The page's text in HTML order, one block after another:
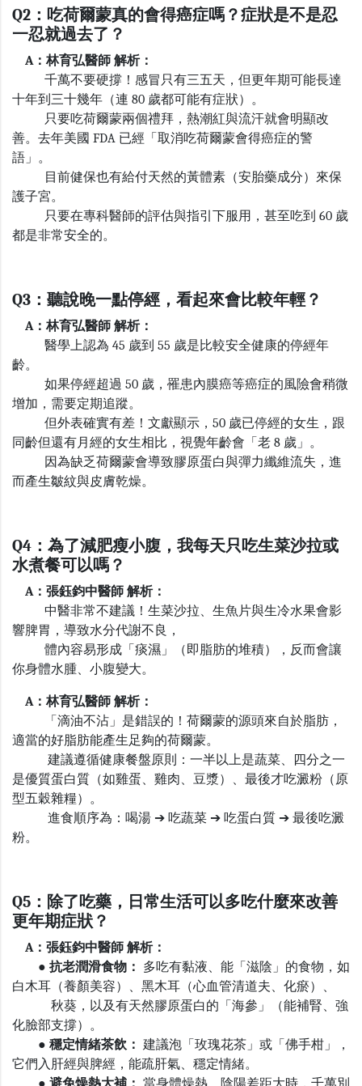
Q2：吃荷爾蒙真的會得癌症嗎？症狀是不是忍
一忍就過去了 ？
A：林育弘醫師 解析：
千萬不要硬撐！感冒只有三五天，但更年期可能長達
十年到三十幾年（連 80 歲都可能有症狀）。
只要吃荷爾蒙兩個禮拜，熱潮紅與流汗就會明顯改
善。去年美國 FDA 已經「取消吃荷爾蒙會得癌症的警
語」。
目前健保也有給付天然的黃體素（安胎藥成分）來保
護子宮。
只要在專科醫師的評估與指引下服用，甚至吃到 60 歲
都是非常安全的。
Q3：聽說晚一點停經，看起來會比較年輕？
A：林育弘醫師 解析：
醫學上認為 45 歲到 55 歲是比較安全健康的停經年
齡。
如果停經超過 50 歲，罹患內膜癌等癌症的風險會稍微
增加，需要定期追蹤。
但外表確實有差！文獻顯示， 50 歲已停經的女生，跟
同齡但還有月經的女生相比，視覺年齡會「老 8 歲」。
因為缺乏荷爾蒙會導致膠原蛋白與彈力纖維流失，進
而產生皺紋與皮膚乾燥。
Q4：為了減肥瘦小腹，我每天只吃生菜沙拉或
水煮餐可以嗎？
A：張鈺鈞中醫師 解析：
中醫非常不建議！生菜沙拉、生魚片與生冷水果會影
響脾胃，導致水分代謝不良，
體內容易形成「痰濕」（即脂肪的堆積），反而會讓
你身體水腫、小腹變大。
A：林育弘醫師 解析：
「滴油不沾」是錯誤的！荷爾蒙的源頭來自於脂肪，
適當的好脂肪能產生足夠的荷爾蒙。
建議遵循健康餐盤原則：一半以上是蔬菜、四分之一
是優質蛋白質（如雞蛋、雞肉、豆漿）、最後才吃澱粉（原
型五穀雜糧）。
進食順序為：喝湯 ➔ 吃蔬菜 ➔ 吃蛋白質 ➔ 最後吃澱
粉。
Q5：除了吃藥，日常生活可以多吃什麼來改善
更年期症狀？
A：張鈺鈞中醫師 解析：
● 抗老潤滑食物：
多吃有黏液、能「滋陰」的食物，如
白木耳（養顏美容）、黑木耳（心血管清道夫、化瘀）、
秋葵，以及有天然膠原蛋白的「海參」（能補腎、強
化臉部支撐）。
● 穩定情緒茶飲： 建議泡「玫瑰花茶」或「佛手柑」，
它們入肝經與脾經，能疏肝氣、穩定情緒。